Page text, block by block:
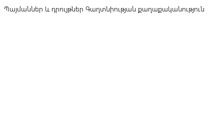
Պայմաններ և դրույթներ Գաղտնիության քաղաքականություն